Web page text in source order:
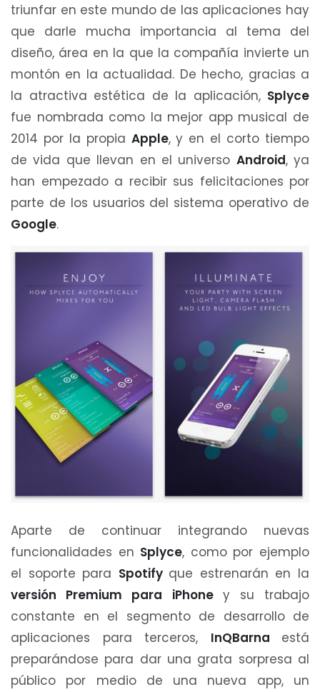
triunfar en este mundo de las aplicaciones hay
que darle mucha importancia al tema del
diseño, área en la que la compañía invierte un
montón en la actualidad. De hecho, gracias a
la atractiva estética de la aplicación, Splyce
fue nombrada como la mejor app musical de
2014 por la propia Apple, y en el corto tiempo
de vida que llevan en el universo Android, ya
han empezado a recibir sus felicitaciones por
parte de los usuarios del sistema operativo de
Google.
Aparte de continuar integrando nuevas
funcionalidades en Splyce, como por ejemplo
el soporte para Spotify que estrenarán en la
versión Premium para iPhone y su trabajo
constante en el segmento de desarrollo de
aplicaciones para terceros, InQBarna está
preparándose para dar una grata sorpresa al
público por medio de una nueva app, un